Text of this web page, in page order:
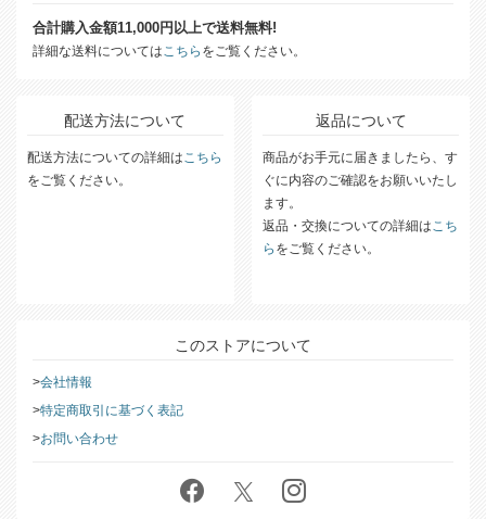
合計購入金額11,000円以上で送料無料!
詳細な送料についてはこちら をご覧ください。
配送方法について
配送方法についての詳細はこちら
をご覧ください。
返品について
商品がお手元に届きましたら、す
ぐに内容のご確認をお願いいたし
ます。
返品・交換についての詳細はこち
ら をご覧ください。
このストアについて
会社情報
特定商取引に基づく表記
お問い合わせ